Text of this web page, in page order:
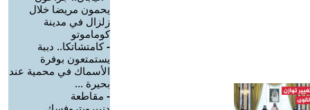
يحمون مريضا خلال
زلزال في مدينة
كوماموتو
-كامتشاتكا.. دببة
يستمتعون بوفرة
الأسماك في محمية عند
بحيرة ...
- مقاطعة